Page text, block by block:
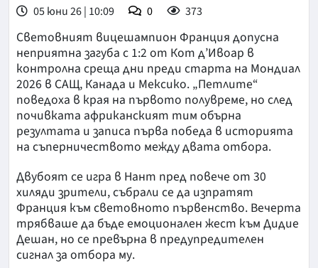
05 юни 26 | 10:09 0 373
Световният вицешампион Франция допусна
неприятна загуба с 1:2 от Кот д’Ивоар в
контролна среща дни преди старта на Мондиал
2026 в САЩ, Канада и Мексико. „Петлите“
поведоха в края на първото полувреме, но след
почивката африканският тим обърна
резултата и записа първа победа в историята
на съперничеството между двата отбора.
Двубоят се игра в Нант пред повече от 30
хиляди зрители, събрали се да изпратят
Франция към световното първенство. Вечерта
трябваше да бъде емоционален жест към Дидие
Дешан, но се превърна в предупредителен
сигнал за отбора му.